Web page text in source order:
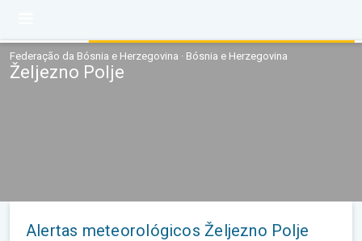
Federação da Bósnia e Herzegovina · Bósnia e Herzegovina
Željezno Polje
Alertas meteorológicos Željezno Polje